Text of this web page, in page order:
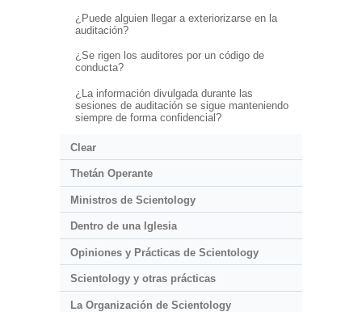
¿Puede alguien llegar a exteriorizarse en la
auditación?
¿Se rigen los auditores por un código de
conducta?
¿La información divulgada durante las
sesiones de auditación se sigue manteniendo
siempre de forma confidencial?
Clear
Thetán Operante
Ministros de Scientology
Dentro de una Iglesia
Opiniones y Prácticas de Scientology
Scientology y otras prácticas
La Organización de Scientology